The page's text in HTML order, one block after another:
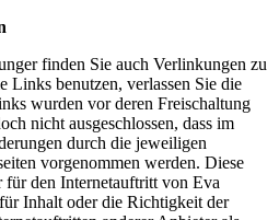
finden Sie auch Verlinkungen zu
Links benutzen, verlassen Sie die
wurden vor deren Freischaltung
nicht ausgeschlossen, dass im
durch die jeweiligen
vorgenommen werden. Diese
den Internetauftritt von Eva
Inhalt oder die Richtigkeit der